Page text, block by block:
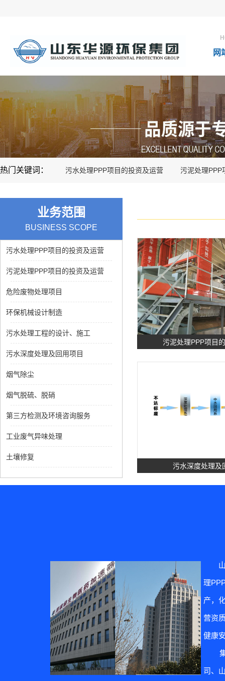
网
热门关键词： 污水处理PPP项目的投资及运营 污泥处理PPP
业务范围
BUSINESS SCOPE
污水处理PPP项目的投资及运营
污泥处理PPP项目的投资及运营
危险废物处理项目
环保机械设计制造
污水处理工程的设计、施工
污水深度处理及回用项目
烟气除尘
烟气脱硫、脱硝
第三方检测及环境咨询服务
工业废气异味处理
土壤修复
污泥处理PPP项目
污水深度处理及
土壤修复
理
产，
营资
健康
集团
司、